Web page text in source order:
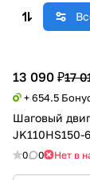
13 090 ₽17
+ 654.5
Шаговый
JK110HS150-
0 0 Нет в